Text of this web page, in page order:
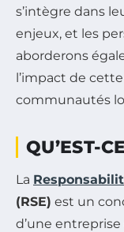
s’intègre dans
enjeux, et les
aborderons
l’impact de
communautés
QU’EST-
La
(RSE) est un
d’une